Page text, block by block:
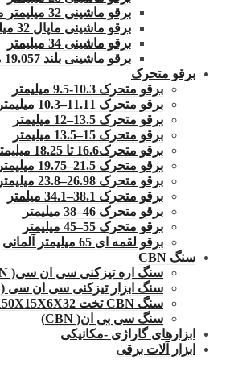
برقو ماشینی 32 میلیمتر مارپیچ
برقو ماشینی ماپال 32 میلیمتر
برقو ماشینی 34 میلیمتر
برقو ماشینی بلند 19.057 میلیمتر
برقو متحرک
برقو متحرک 10.3-9.5 میلیمتر
برقو متحرک 11.11–10.3 میلیمتر
برقو متحرک 13.5–12 میلیمتر
برقو متحرک 15–13.5 میلیمتر
برقو متحرک16.6 تا 18.25 میلیمتر
برقو متحرک 21.5–19.75 میلیمتر
برقو متحرک 26.98–23.8 میلیمتر
برقو متحرک 38.1–34.1 میلمتر
برقو متحرک 46–38 میلیمتر
برقو متحرک 55–45 میلیمتر
برقو لقمه ای 65 میلیمتر آلمانی
سنگ CBN
سنگ اره تیزکنی سی ان سی( CBN)
سنگ ابزار تیزکنی سی ان سی ( CNC)
سنگ CBN تخت 150X15X6X32
سنگ سی بی ان( CBN)
ابزارهای گاراژی -مکانیکی
ابزار آلات برقی